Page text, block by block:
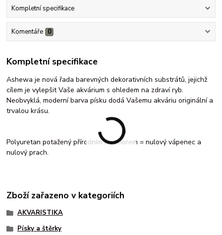
Kompletní specifikace
Komentáře 0
Kompletní specifikace
Ashewa je nová řada barevných dekorativních substrátů, jejichž
cílem je vylepšit Vaše akvárium s ohledem na zdraví ryb.
Neobvyklá, moderní barva písku dodá Vašemu akváriu originální a
trvalou krásu.
Polyuretan potažený přírodním mramorem = nulový vápenec a
nulový prach.
Zboží zařazeno v kategoriích
AKVARISTIKA
Písky a štěrky